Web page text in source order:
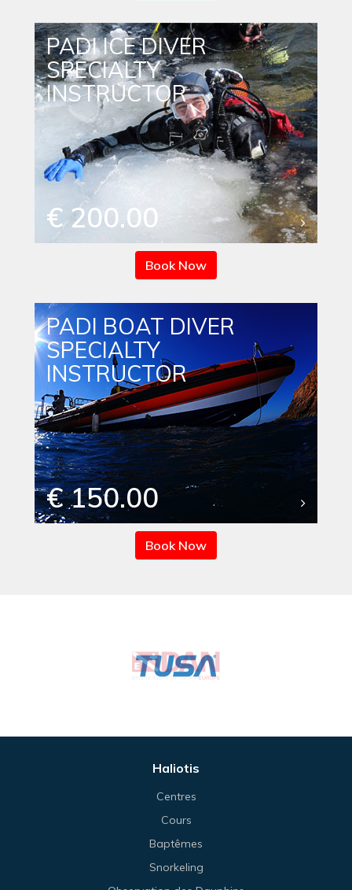
PADI ICE DIVER
SPECIALTY
INSTRUCTOR
€ 200.00
Book Now
PADI BOAT DIVER
SPECIALTY
INSTRUCTOR
€ 150.00
Book Now
Haliotis
Centres
Cours
Baptêmes
Snorkeling